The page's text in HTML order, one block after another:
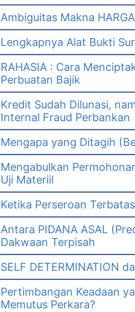
Ambiguitas Makna
Lengkapnya Alat Bukti
RAHASIA : Cara
Perbuatan Bajik
Kredit Sudah Dilunasi,
Internal Fraud Perbankan
Mengapa yang Ditagih
Mengabulkan
Uji Materiil
Ketika Perseroan
Antara PIDANA ASAL
Dakwaan Terpisah
SELF DETERMINATION
Pertimbangan Keadaan
Memutus Perkara?